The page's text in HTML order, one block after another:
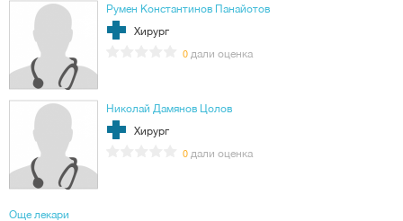
Румен Константинов Панайотов
Хирург
0 дали оценка
Николай Дамянов Цолов
Хирург
0 дали оценка
Още лекари